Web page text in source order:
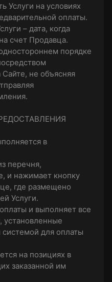
Услуги на условиях
оплаты.
– дата, когда
счет Продавца.
порядке
не объясняя
в
перечня,
и нажимает кнопку
где размещено
Услуги.
и выполняет все
установленные
для оплаты
на позициях в
заказанной им